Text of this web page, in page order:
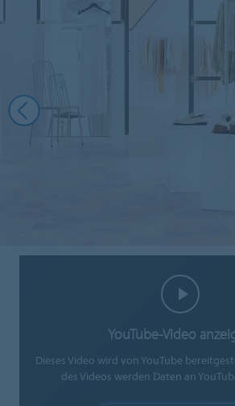
YouTube-Video
Dieses Video wird von YouTube
des Videos werden Daten an